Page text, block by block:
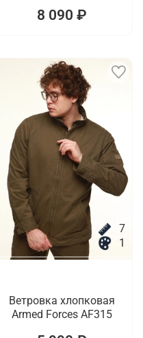
8 090 ₽
7
1
Ветровка хлопковая
Armed Forces AF315